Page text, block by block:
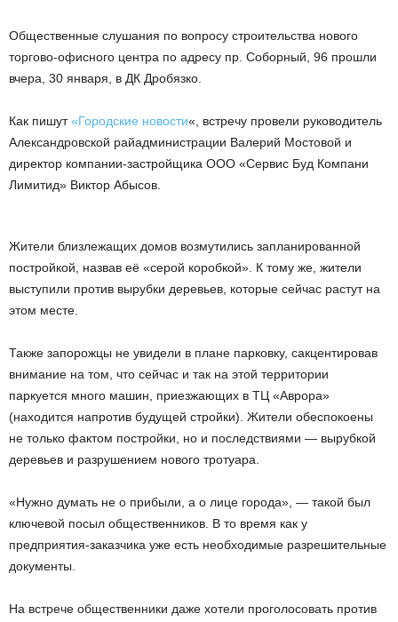
Общественные слушания по вопросу строительства нового
торгово-офисного центра по адресу пр. Соборный, 96 прошли
вчера, 30 января, в ДК Дробязко.
Как пишут«Городские новости«, встречу провели руководитель
Александровской райадминистрации Валерий Мостовой и
директор компании-застройщика ООО «Сервис Буд Компани
Лимитид» Виктор Абысов.
Жители близлежащих домов возмутились запланированной
постройкой, назвав её «серой коробкой». К тому же, жители
выступили против вырубки деревьев, которые сейчас растут на
этом месте.
Также запорожцы не увидели в плане парковку, сакцентировав
внимание на том, что сейчас и так на этой территории
паркуется много машин, приезжающих в ТЦ «Аврора»
(находится напротив будущей стройки). Жители обеспокоены
не только фактом постройки, но и последствиями — вырубкой
деревьев и разрушением нового тротуара.
«Нужно думать не о прибыли, а о лице города», — такой был
ключевой посыл общественников. В то время как у
предприятия-заказчика уже есть необходимые разрешительные
документы.
На встрече общественники даже хотели проголосовать против